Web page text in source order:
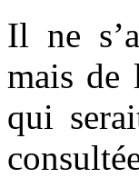
Il ne
mais de
qui